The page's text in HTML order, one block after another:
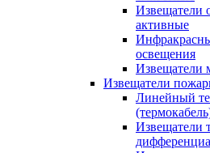
Извещатели
активные
освещения
Извещатели
Извещатели
Линейный
Извещатели